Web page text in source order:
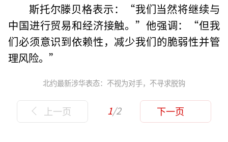
斯托尔滕贝格表示：“我们当然将继续与
中国进行贸易和经济接触。”他强调：“但我
们必须意识到依赖性，减少我们的脆弱性并管
理风险。”
北约最新涉华表态：不视为对手，不寻求脱钩
上一页 1/2 下一页